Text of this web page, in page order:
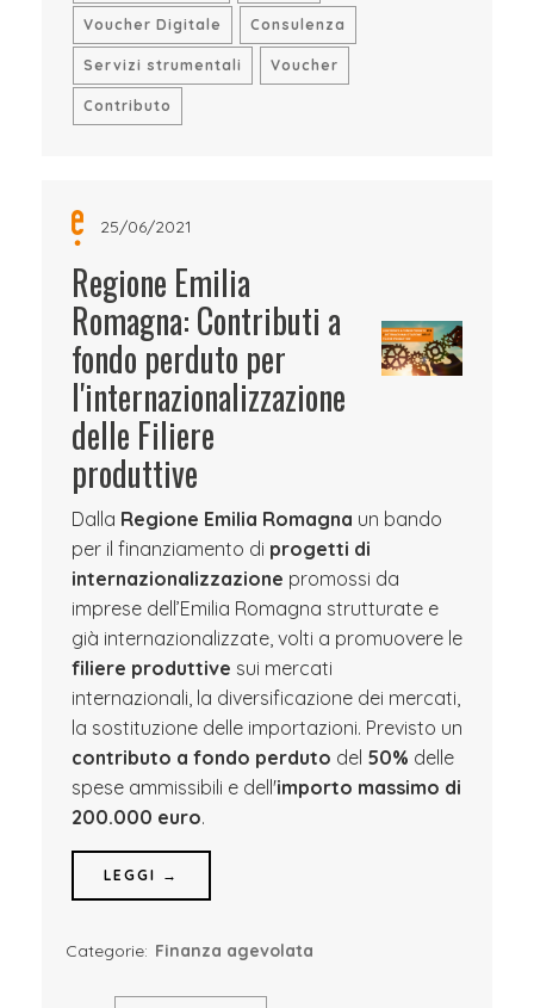
Voucher Digitale Consulenza
Servizi strumentali Voucher
Contributo
25/06/2021
Regione Emilia
Romagna: Contributi a
fondo perduto per
l'internazionalizzazione
delle Filiere
produttive
Dalla Regione Emilia Romagna un bando
per il finanziamento di progetti di
internazionalizzazione promossi da
imprese dell’Emilia Romagna strutturate e
già internazionalizzate, volti a promuovere le
filiere produttive sui mercati
internazionali, la diversificazione dei mercati,
la sostituzione delle importazioni. Previsto un
contributo a fondo perduto del 50% delle
spese ammissibili e dell'importo massimo di
200.000 euro.
LEGGI →
Categorie: Finanza agevolata